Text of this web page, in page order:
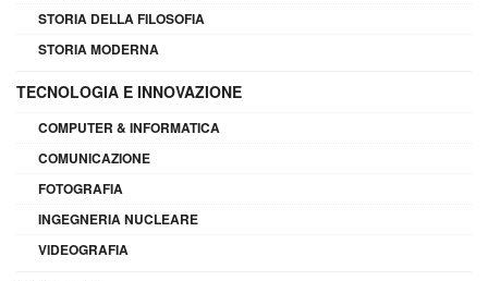
STORIA DELLA FILOSOFIA
STORIA MODERNA
TECNOLOGIA E INNOVAZIONE
COMPUTER & INFORMATICA
COMUNICAZIONE
FOTOGRAFIA
INGEGNERIA NUCLEARE
VIDEOGRAFIA